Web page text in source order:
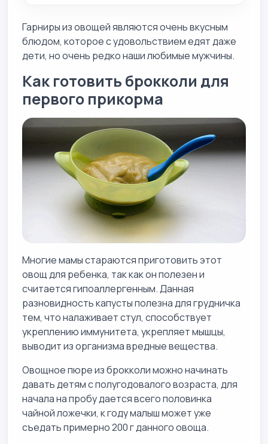
Гарниры из овощей являются очень вкусным
блюдом, которое с удовольствием едят даже
дети, но очень редко наши любимые мужчины.
Как готовить брокколи для
первого прикорма
Многие мамы стараются приготовить этот
овощ для ребенка, так как он полезен и
считается гипоаллергенным. Данная
разновидность капусты полезна для грудничка
тем, что налаживает стул, способствует
укреплению иммунитета, укрепляет мышцы,
выводит из организма вредные вещества.
Овощное пюре из брокколи можно начинать
давать детям с полугодовалого возраста, для
начала на пробу дается всего половинка
чайной ложечки, к году малыш может уже
съедать примерно 200 г данного овоща.